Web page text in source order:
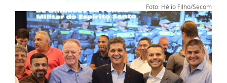
Foto: Hélio Filho/Secom